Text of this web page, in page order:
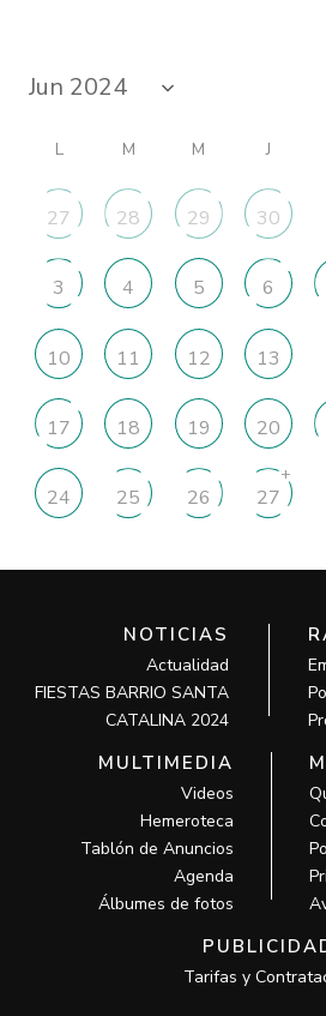
L M M J
27 28 29 30
3 4 5 6
10 11 12 13
17 18 19 20
24 25 26 27
+
NOTICIAS
Actualidad
FIESTAS BARRIO SANTA
CATALINA 2024
MULTIMEDIA
Videos
Hemeroteca
Tablón de Anuncios
Agenda
Álbumes de fotos
Tarifas y